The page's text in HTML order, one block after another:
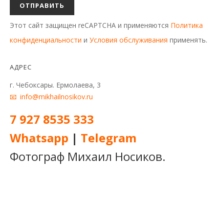
Этот сайт защищен reCAPTCHA и применяются Политика
конфиденциальности и Условия обслуживания применять.
АДРЕС
г. Чебоксары. Ермолаева, 3
info@mikhailnosikov.ru
7 927 8535 333
Whatsapp | Telegram
Фотограф Михаил Носиков.